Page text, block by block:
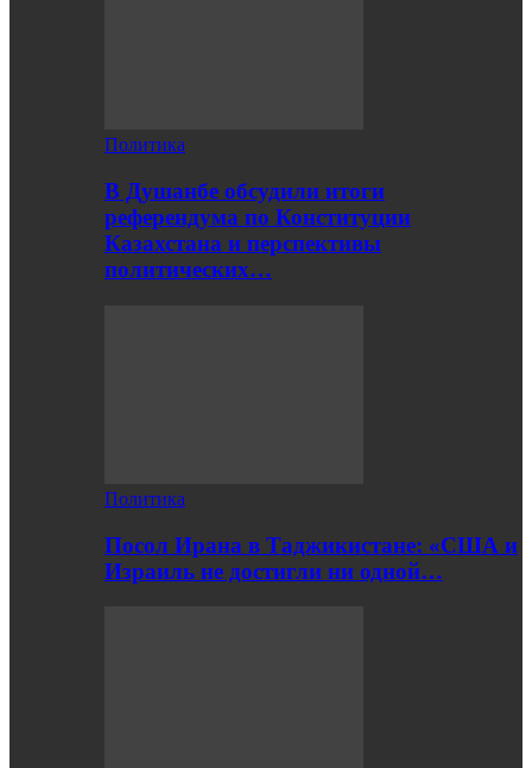
Политика
В Душанбе обсудили итоги
референдума по Конституции
Казахстана и перспективы
политических…
Политика
Посол Ирана в Таджикистане: «США и
Израиль не достигли ни одной…